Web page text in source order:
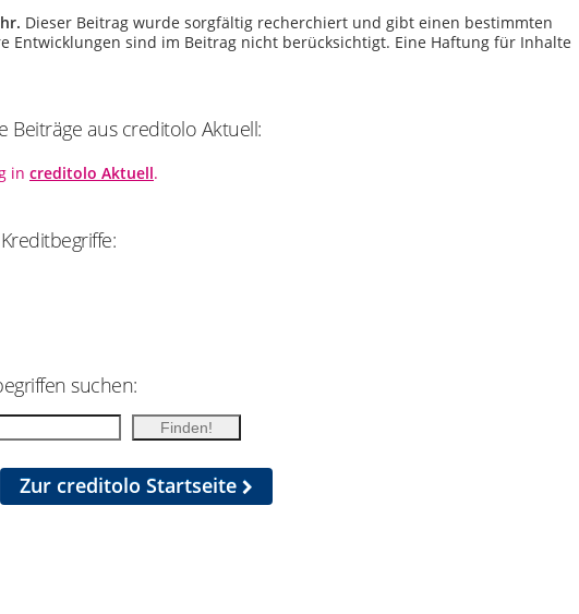
Dieser Beitrag wurde sorgfältig recherchiert und gibt einen bestimmten
Entwicklungen sind im Beitrag nicht berücksichtigt. Eine Haftung für Inhalte
Beiträge aus creditolo Aktuell:
in creditolo Aktuell.
suchen:
Zur creditolo Startseite